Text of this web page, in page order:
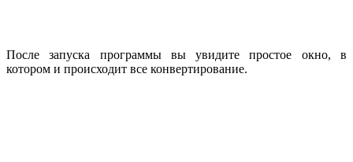
После запуска программы вы увидите простое окно, в
котором и происходит все конвертирование.